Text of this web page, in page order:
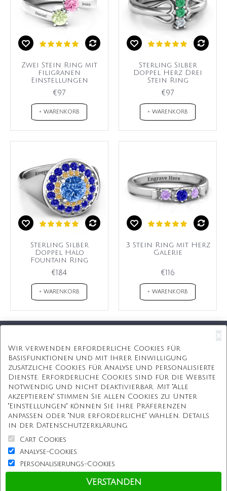
Zwei Stein Ring mit
filigranen
Einstellungen
€97
+ WARENKORB
Sterling Silber
Doppel Herz Drei
Stein Ring
€97
+ WARENKORB
Sterling Silber
Doppel Halo
Fountain Ring
€184
+ WARENKORB
3 Stein Ring mit Herz
Galerie
€116
+ WARENKORB
Kostenlose Geschenkbox
Kostenlose Gravur
Unbegrenzte Redesign
ÜBER UNS
Information
Kundenservice
Wir verwenden erforderliche Cookies für
Basisfunktionen und mit Ihrer Einwilligung
zusätzliche Cookies für Analyse und personalisierte
Dienste. Erforderliche Cookies sind für die Website
notwendig und nicht deaktivierbar. Mit "Alle
akzeptieren" stimmen Sie allen Cookies zu. Unter
"Einstellungen" können Sie Ihre Präferenzen
anpassen oder "Nur erforderliche" wählen. Details
in der Datenschutzerklärung.
Cart Cookies
Analyse-Cookies
Personalisierungs-Cookies
Verstanden